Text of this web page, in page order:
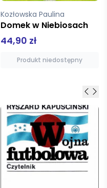
Kozłowska Paulina
Zakątek nadziei
44,90 zł
Produkt niedostępny